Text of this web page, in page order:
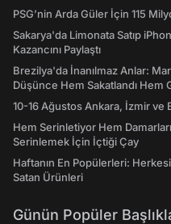
PSG’nin Arda Güler İçin 115
Sakarya'da Limonata Satıp
Kazancını Paylaştı
Brezilya'da İnanılmaz Anlar:
Düşünce Hem Sakatlandı Hem
10-16 Ağustos Ankara, İzmir ve
Hem Serinletiyor Hem
Serinlemek İçin İçtiği Çay
Haftanın En Popülerleri:
Satan Ürünleri
Günün Popüler